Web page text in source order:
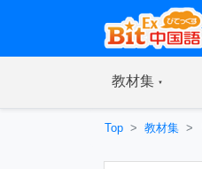
教材集(current)
Top 教材集